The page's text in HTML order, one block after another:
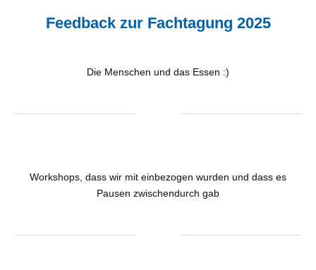
Feedback zur Fachtagung 2025
Die Menschen und das Essen :)
Workshops, dass wir mit einbezogen wurden und dass es
Pausen zwischendurch gab